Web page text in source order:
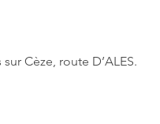
Cèze, route D’ALES.